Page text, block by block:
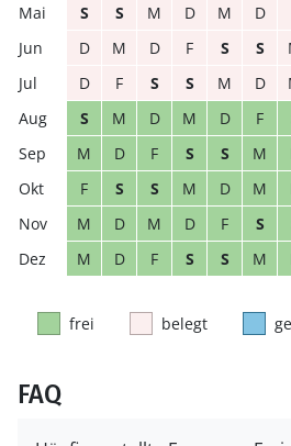
S
S M D M D
D
M D F S S
D
F S S M D
S
M D M D F
M
D F S S M
F
S S M D M
M
D M D F S
M
D F S S M
frei belegt
FAQ